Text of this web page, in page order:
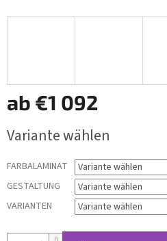
ab €1 092
Variante wählen
FARBALAMINAT
GESTALTUNG
VARIANTEN